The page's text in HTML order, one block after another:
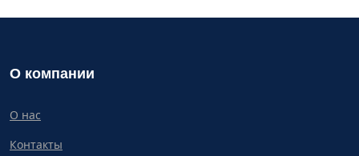
О компании
О нас
Контакты